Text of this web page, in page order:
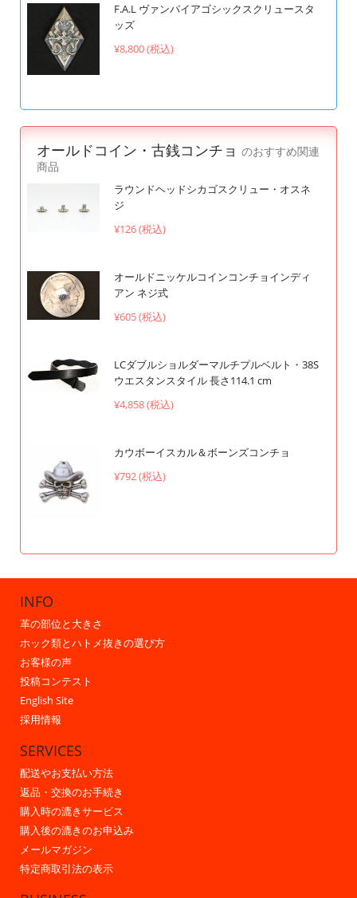
F.A.L ヴァンパイアゴシックスクリュースタ
ッズ
¥8,800 (税込)
オールドコイン・古銭コンチョ のおすすめ関連
商品
ラウンドヘッドシカゴスクリュー・オスネ
ジ
¥126 (税込)
オールドニッケルコインコンチョインディ
アン ネジ式
¥605 (税込)
LCダブルショルダーマルチプルベルト・38S
ウエスタンスタイル 長さ114.1 cm
¥4,858 (税込)
カウボーイスカル＆ボーンズコンチョ
¥792 (税込)
INFO
革の部位と大きさ
ホック類とハトメ抜きの選び方
お客様の声
投稿コンテスト
English Site
採用情報
SERVICES
配送やお支払い方法
返品・交換のお手続き
購入時の漉きサービス
購入後の漉きのお申込み
メールマガジン
特定商取引法の表示